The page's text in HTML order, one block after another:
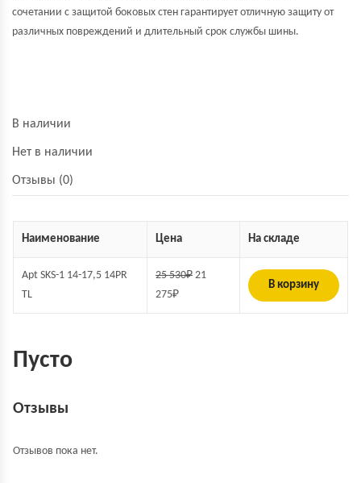
сочетании с защитой боковых стен гарантирует отличную защиту от
различных повреждений и длительный срок службы шины.
В наличии
Нет в наличии
Отзывы (0)
Наименование Цена На складе
Apt SKS-1 14-17,5 14PR
TL
25 530₽ 21
275₽
В корзину
Пусто
Отзывы
Отзывов пока нет.